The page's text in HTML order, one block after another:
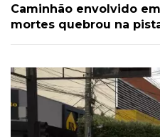
Caminhão envolvido
mortes quebrou na